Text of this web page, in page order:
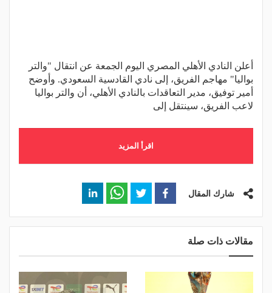
أعلن النادي الأهلي المصري اليوم الجمعة عن انتقال "والتر
بواليا" مهاجم الفريق، إلى نادي القادسية السعودي. وأوضح
أمير توفيق، مدير التعاقدات بالنادي الأهلي، أن والتر بواليا
لاعب الفريق، سينتقل إلى
اقرأ المزيد
شارك المقال
مقالات ذات صلة